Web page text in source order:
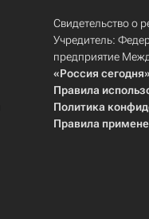
Свидетельство о
Учредитель:
предприятие
«Россия сегодня»
Правила
Политика
Правила